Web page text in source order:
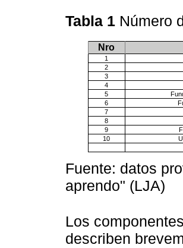
Tabla 1 Número
Nro
1
2
3
4
5
6
7
8
9
10
Fuente: datos
aprendo" (LJA)
Los
describen